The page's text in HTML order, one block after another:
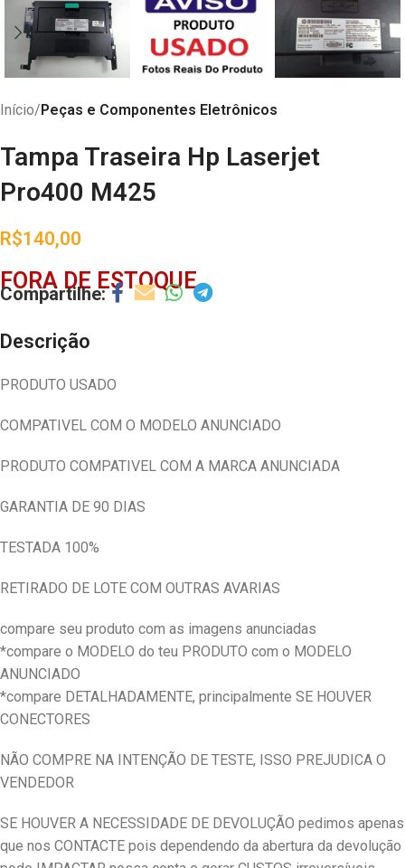
Início Peças e Componentes Eletrônicos
Tampa Traseira Hp Laserjet
Pro400 M425
R$140,00
FORA DE ESTOQUE
Descrição
PRODUTO USADO
COMPATIVEL COM O MODELO ANUNCIADO
PRODUTO COMPATIVEL COM A MARCA ANUNCIADA
GARANTIA DE 90 DIAS
TESTADA 100%
RETIRADO DE LOTE COM OUTRAS AVARIAS
compare seu produto com as imagens anunciadas
*compare o MODELO do teu PRODUTO com o MODELO
ANUNCIADO
*compare DETALHADAMENTE, principalmente SE HOUVER
CONECTORES
NÃO COMPRE NA INTENÇÃO DE TESTE, ISSO PREJUDICA O
VENDEDOR
SE HOUVER A NECESSIDADE DE DEVOLUÇÃO pedimos apenas
que nos CONTACTE pois dependendo da abertura da devolução